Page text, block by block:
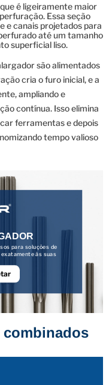
é ligeiramente maior
Essa seção
e canais projetados para
até um tamanho
superficial liso.
são alimentados
cria o furo inicial, e a
ampliando e
contínua. Isso elimina
ferramentas e depois
tempo valioso
para soluções de
às suas
combinados